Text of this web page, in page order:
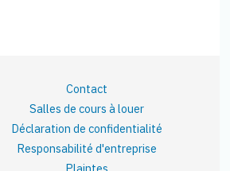
Contact
Salles de cours à louer
Déclaration de confidentialité
Responsabilité d'entreprise